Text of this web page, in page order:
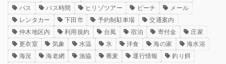
バス
バス時間 ヒリゾツアー ビーチ
メール
レンタカー
下田市 予約制駐車場
交通案内
仲木地区内
利用規約 台風 宿泊 寄付金
庄家
更衣室
気象 水温 氷 洋食 海の家
海水浴
海況
海老網 漁協 蕎麦 運行情報
釣り餌